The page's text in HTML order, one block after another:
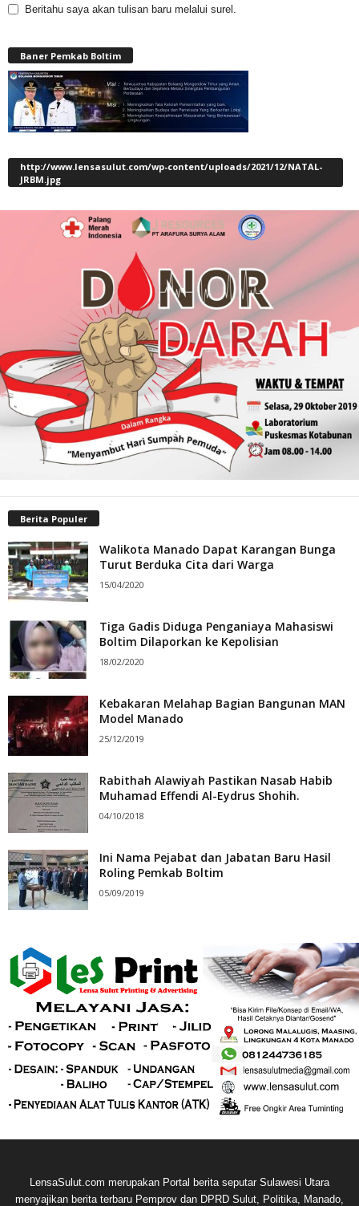
Beritahu saya akan tulisan baru melalui surel.
Baner Pemkab Boltim
http://www.lensasulut.com/wp-content/uploads/2021/12/NATAL-
JRBM.jpg
Berita Populer
Walikota Manado Dapat Karangan Bunga
Turut Berduka Cita dari Warga
15/04/2020
Tiga Gadis Diduga Penganiaya Mahasiswi
Boltim Dilaporkan ke Kepolisian
18/02/2020
Kebakaran Melahap Bagian Bangunan MAN
Model Manado
25/12/2019
Rabithah Alawiyah Pastikan Nasab Habib
Muhamad Effendi Al-Eydrus Shohih.
04/10/2018
Ini Nama Pejabat dan Jabatan Baru Hasil
Roling Pemkab Boltim
05/09/2019
LensaSulut.com merupakan Portal berita seputar Sulawesi Utara
menyajikan berita terbaru Pemprov dan DPRD Sulut, Politika, Manado,